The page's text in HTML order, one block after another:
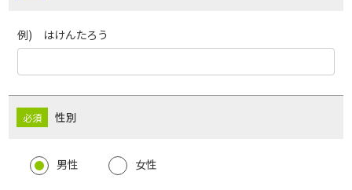
例) はけんたろう
性別
男性 女性